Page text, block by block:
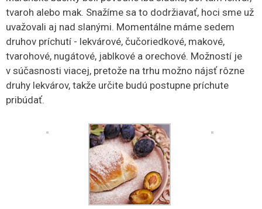
tvaroh alebo mak. Snažíme sa to dodržiavať, hoci sme už
uvažovali aj nad slanými. Momentálne máme sedem
druhov príchutí - lekvárové, čučoriedkové, makové,
tvarohové, nugátové, jablkové a orechové. Možností je
v súčasnosti viacej, pretože na trhu možno nájsť rôzne
druhy lekvárov, takže určite budú postupne príchute
pribúdať.